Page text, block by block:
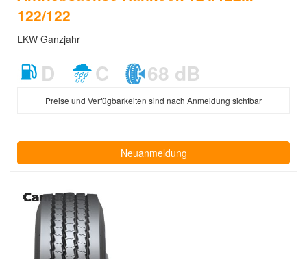
122/122
LKW Ganzjahr
D C 68 dB
Preise und Verfügbarkeiten sind nach Anmeldung sichtbar
Neuanmeldung